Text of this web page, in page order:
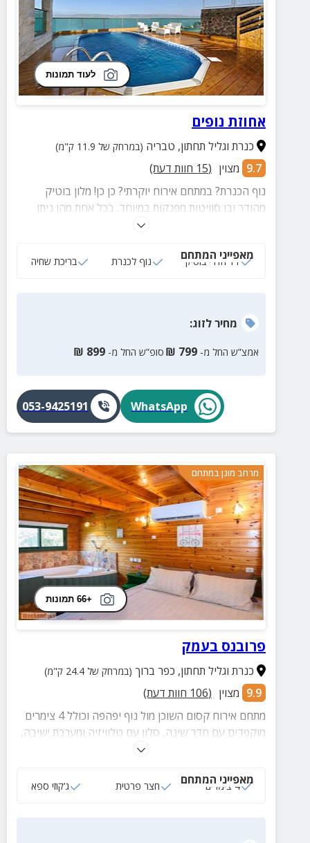
לעוד תמונות
אחוזת נופים
כנרת וגליל תחתון, טבריה (במרחק של 11.9 ק"מ)
9.7 מצוין (
15 חוות דעת)
נוף הכנרת? במתחם אירוח יוקרתי? כן כן! מלון בוטיק
מהודר ובו סוויטות מפנקות במיוחד. בכל אחת מהן ניתן
לראות את הכנרת המשגעת ואת נופי רמת הגולן. במלון
מאפייני המתחם
11 חדרי בוטיק נוף לכנרת בריכת שחיה
מחירלזוג:
אמצ”ש החל מ- 799
₪ סופ”ש החל מ- 899
₪
WhatsApp
053-9425191
מרחב מוגן במתחם
+66 תמונות
פרובנס בעמק
כנרת וגליל תחתון, כפר ברוך (במרחק של 24.4 ק"מ)
9.9 מצוין (
106 חוות דעת)
מתחם אירוח קסום השוכן מול נוף יפהפה וכולל 4 צימרים
מוקפדים עם חדר שינה, סלון עם טלוויזיה ומערכת ישיבה,
מטבח מאובזר, חדר רחצה נעים ומתחם חוץ פרטי. במתחם
מאפייני המתחם
4 צימרים חצר פרטית ג‘קוזי ספא